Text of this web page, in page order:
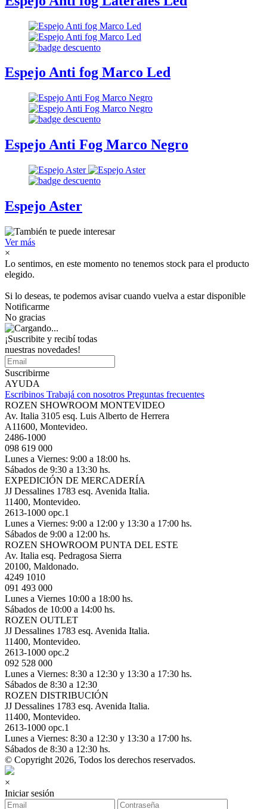
Espejo Anti fog Marco Led
Espejo Anti Fog Marco Negro
Espejo Aster
Ver más
×
Lo sentimos, en este momento no tenemos stock para el producto
elegido.
Si lo deseas, te podemos avisar cuando vuelva a estar disponible
Notificarme
No gracias
¡Suscribite y recibí todas
nuestras novedades!
Suscribirme
AYUDA
Escribinos Trabajá con nosotros Preguntas frecuentes
ROZEN SHOWROOM MONTEVIDEO
Av. Italia 3105 esq. Luis Alberto de Herrera
A11600, Montevideo.
2486-1000
098 619 000
Lunes a Viernes: 9:00 a 18:00 hs.
Sábados de 9:30 a 13:30 hs.
EXPEDICIÓN DE MERCADERÍA
JJ Dessalines 1783 esq. Avenida Italia.
11400, Montevideo.
2613-1000 opc.1
Lunes a Viernes: 9:00 a 12:00 y 13:30 a 17:00 hs.
Sábados de 9:00 a 12:00 hs.
ROZEN SHOWROOM PUNTA DEL ESTE
Av. Italia esq. Pedragosa Sierra
20100, Maldonado.
4249 1010
091 493 000
Lunes a Viernes 10:00 a 18:00 hs.
Sábados de 10:00 a 14:00 hs.
ROZEN OUTLET
JJ Dessalines 1783 esq. Avenida Italia.
11400, Montevideo.
2613-1000 opc.2
092 528 000
Lunes a Viernes: 8:30 a 12:30 y 13:30 a 17:30 hs.
Sábados de 8:30 a 12:30
ROZEN DISTRIBUCIÓN
JJ Dessalines 1783 esq. Avenida Italia.
11400, Montevideo.
2613-1000 opc.1
Lunes a Viernes: 8:30 a 12:30 y 13:30 a 17:00 hs.
Sábados de 8:30 a 12:30 hs.
© Copyright 2026, Todos los derechos reservados.
×
Iniciar sesión